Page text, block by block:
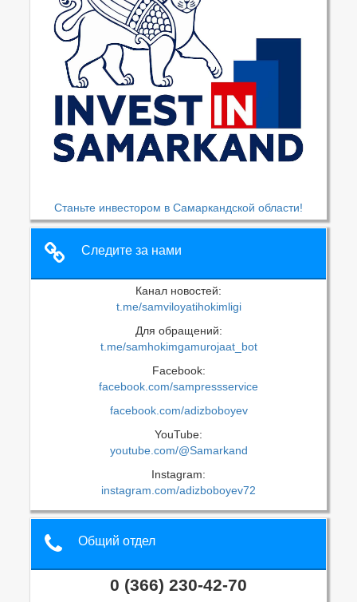
Станьте инвестором в Самаркандской области!
Следите за нами
Канал новостей:
t.me/samviloyatihokimligi
Для обращений:
t.me/samhokimgamurojaat_bot
Facebook:
facebook.com/sampressservice
facebook.com/adizboboyev
YouTube:
youtube.com/@Samarkand
Instagram:
instagram.com/adizboboyev72
Общий отдел
0 (366) 230-42-70